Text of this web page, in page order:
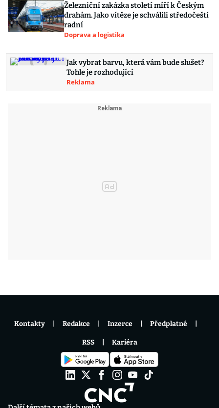
Železniční zakázka století míří k Českým
drahám. Jako vítěze je schválili středočeští
radní
Doprava a logistika
Jak vybrat barvu, která vám bude slušet?
Tohle je rozhodující
Reklama
Kontakty Redakce Inzerce Předplatné
RSS Kariéra